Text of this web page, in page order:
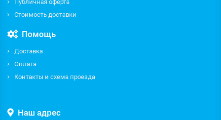
Публичная оферта
Стоимость доставки
Помощь
Доставка
Оплата
Контакты и схема проезда
Наш адрес